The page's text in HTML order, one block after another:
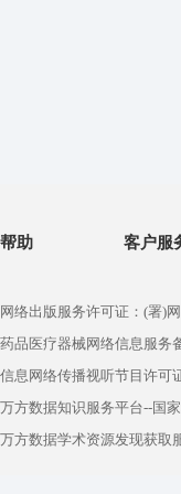
帮助 客户服
网络出版服务许可证：(署)
药品医疗器械网络信息服务
信息网络传播视听节目许可
万方数据知识服务平台--国
万方数据学术资源发现获取